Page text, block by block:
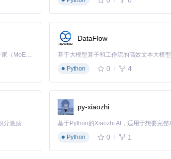
者直观分析DLL依赖路径与加载状态
加载器搜索DLL的完整路径列表
到指定模块"或"应用程序无法启动，因为并行配置不正
Kimi K3 是Kimi能力最强的模型：这是一个拥有 2.8 万亿参数的混合专家（MoE）模型，具备原生视觉理解能力，并支持 100 万 token 的上下文窗口。
DataFlow
基于大模型算子和工作流的高效文本大模
Python
0 4
「源启盛夏」暑期校园开发者成长计划旨在激活校园开源力量，通过积分激励、认证扶持、资源倾斜等形式，引导高校组织和开发者完成「入驻 — 建项目 — 做贡献 — 获认证 — 得资源」的完整闭环。无论你是想带领社团入驻平台的组织者，还是希望用代码贡献证明自己的开发者，都能在这里找到属于你的成长路径。
py-xiaozhi
Python
0 1